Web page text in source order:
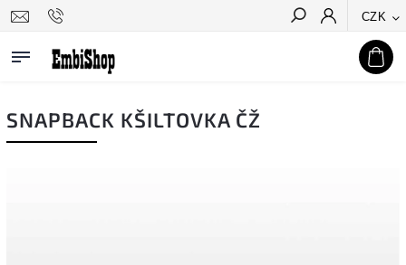
CZK
Hledat
SNAPBACK KŠILTOVKA ČŽ